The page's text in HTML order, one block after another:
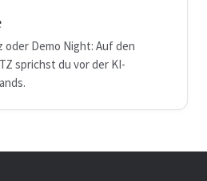
Demo Night: Auf den
sprichst du vor der KI-